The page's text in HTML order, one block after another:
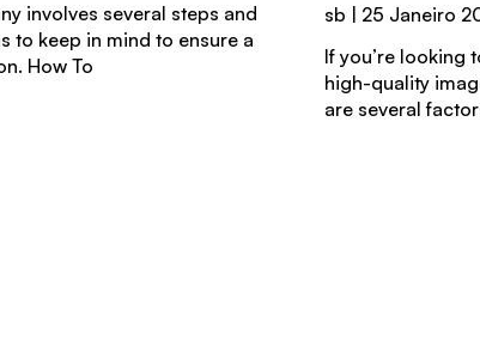
involves several steps and
to keep in mind to ensure a
How To
sb
25 Janeiro
If you’re looking
high-quality
are several